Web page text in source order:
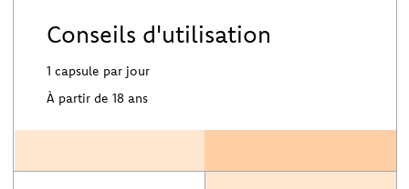
Conseils d'utilisation
1 capsule par jour
À partir de 18 ans